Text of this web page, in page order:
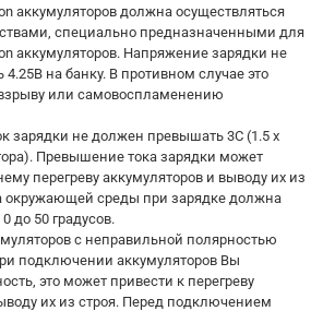
аккумуляторов должна осуществляться
специально предназначенными для
аккумуляторов. Напряжение зарядки не
на банку. В противном случае это
или самовоспламенению
зарядки не должен превышать 3С (1.5 х
Превышение тока зарядки может
перегреву аккумуляторов и выводу их из
окружающей среды при зарядке должна
до 50 градусов.
с неправильной полярностью
подключении аккумуляторов Вы
это может привести к перегреву
их из строя. Перед подключением